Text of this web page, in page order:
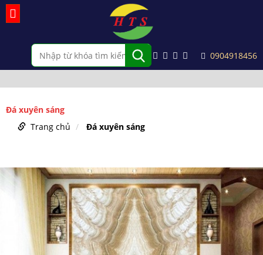
0904918456
Đá xuyên sáng
Trang chủ
Đá xuyên sáng